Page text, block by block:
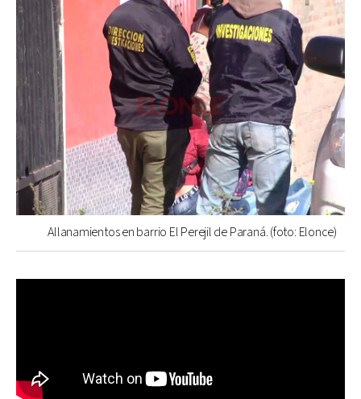
Allanamientos en barrio El Perejil de Paraná. (foto: Elonce)